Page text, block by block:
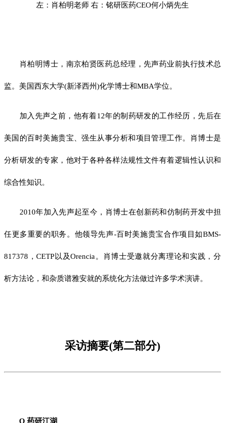
左：肖柏明老师 右：铭研医药CEO何小炳先生
肖柏明博士，南京柏贤医药总经理，先声药业前执行技术总
监。美国西东大学(新泽西州)化学博士和MBA学位。
加入先声之前，他有着12年的制药研发的工作经历，先后在
美国的百时美施贵宝、强生从事分析和项目管理工作。肖博士是
分析研发的专家，他对于各种各样法规性文件有着逻辑性认识和
综合性知识。
2010年加入先声起至今，肖博士在创新药和仿制药开发中担
任更多重要的职务。他领导先声-百时美施贵宝合作项目如BMS-
817378，CETP以及Orencia。肖博士受邀就分离理论和实践，分
析方法论，和杂质谱雅安就的系统化方法做过许多学术演讲。
采访摘要(第二部分)
Q 药研江湖